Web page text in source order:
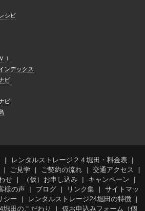
シピ
Ｉ
ンデックス
ビ
ビ
レンタルストレージ２４堀田・料金表
ご見学 ご契約の流れ
交通アクセス
せ （仮）お申し込み
キャンペーン
様の声 ブログ リンク集
サイトマッ
シー
レンタルストレージ24堀田の特徴
堀田のこだわり
仮お申込みフォーム（個